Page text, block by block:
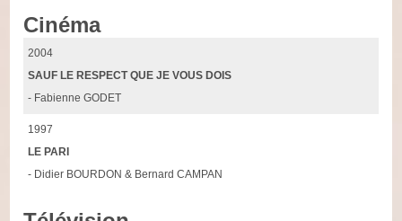
Cinéma
2004
SAUF LE RESPECT QUE JE VOUS DOIS
- Fabienne GODET
1997
LE PARI
- Didier BOURDON & Bernard CAMPAN